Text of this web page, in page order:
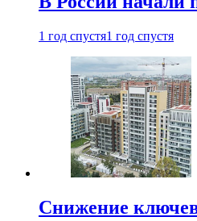
1 год спустя1 год спустя
Снижение